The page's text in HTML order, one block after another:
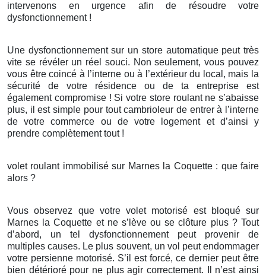
intervenons en urgence afin de résoudre votre
dysfonctionnement !
Une dysfonctionnement sur un store automatique peut très
vite se révéler un réel souci. Non seulement, vous pouvez
vous être coincé à l’interne ou à l’extérieur du local, mais la
sécurité de votre résidence ou de ta entreprise est
également compromise ! Si votre store roulant ne s’abaisse
plus, il est simple pour tout cambrioleur de entrer à l’interne
de votre commerce ou de votre logement et d’ainsi y
prendre complètement tout !
volet roulant immobilisé sur Marnes la Coquette : que faire
alors ?
Vous observez que votre volet motorisé est bloqué sur
Marnes la Coquette et ne s’lève ou se clôture plus ? Tout
d’abord, un tel dysfonctionnement peut provenir de
multiples causes. Le plus souvent, un vol peut endommager
votre persienne motorisé. S’il est forcé, ce dernier peut être
bien détérioré pour ne plus agir correctement. Il n’est ainsi